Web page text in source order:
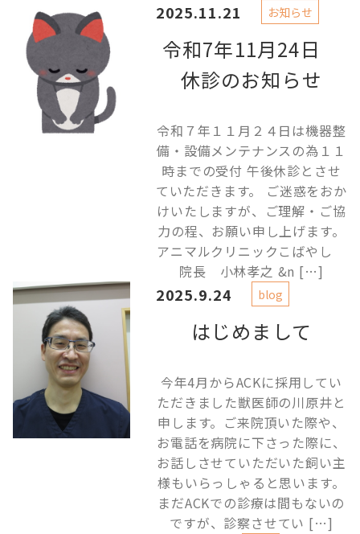
令和7年11月24日
休診のお知らせ
2025.11.21 お知らせ
令和７年１１月２４日は機器整
備・設備メンテナンスの為１１
時までの受付 午後休診とさせ
ていただきます。 ご迷惑をおか
けいたしますが、ご理解・ご協
力の程、お願い申し上げます。
アニマルクリニックこばやし
院長 小林孝之 &n […]
はじめまして
2025.9.24 blog
今年4月からACKに採用してい
ただきました獣医師の川原井と
申します。ご来院頂いた際や、
お電話を病院に下さった際に、
お話しさせていただいた飼い主
様もいらっしゃると思います。
まだACKでの診療は間もないの
ですが、診察させてい […]